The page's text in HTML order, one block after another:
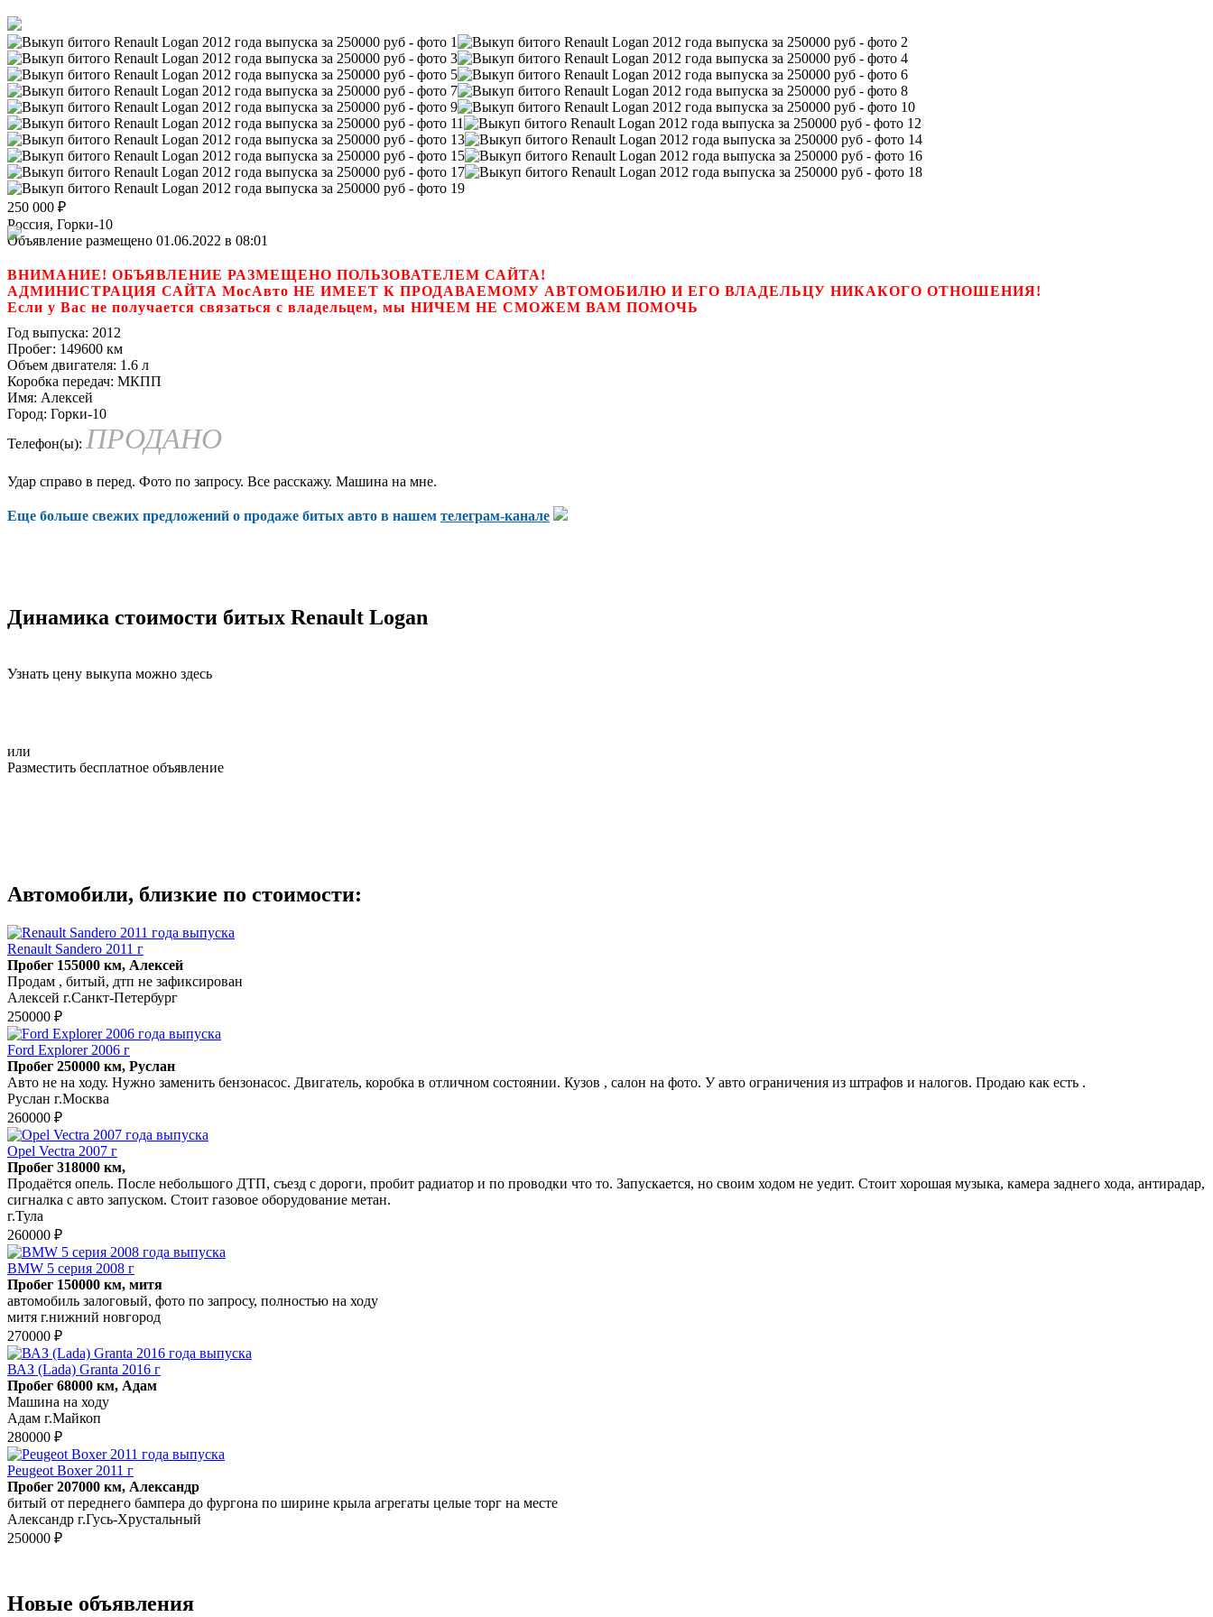
250 000 ₽
Россия, Горки-10
Объявление размещено 01.06.2022 в 08:01
ВНИМАНИЕ! ОБЪЯВЛЕНИЕ РАЗМЕЩЕНО ПОЛЬЗОВАТЕЛЕМ САЙТА!
АДМИНИСТРАЦИЯ САЙТА МосАвто НЕ ИМЕЕТ К ПРОДАВАЕМОМУ АВТОМОБИЛЮ И ЕГО ВЛАДЕЛЬЦУ НИКАКОГО ОТНОШЕНИЯ!
Если у Вас не получается связаться с владельцем, мы НИЧЕМ НЕ СМОЖЕМ ВАМ ПОМОЧЬ
Год выпуска: 2012
Пробег: 149600 км
Объем двигателя: 1.6 л
Коробка передач: МКПП
Имя: Алексей
Город: Горки-10
Телефон(ы): ПРОДАНО
Удар справо в перед. Фото по запросу. Все расскажу. Машина на мне.
Еще больше свежих предложений о продаже битых авто в нашем телеграм-канале
Динамика стоимости битых Renault Logan
Узнать цену выкупа можно здесь
или
Разместить бесплатное объявление
Автомобили, близкие по стоимости:
Renault Sandero 2011 г
Пробег 155000 км, Алексей
Продам , битый, дтп не зафиксирован
Алексей г.Санкт-Петербург
250000 ₽
Ford Explorer 2006 г
Пробег 250000 км, Руслан
Авто не на ходу. Нужно заменить бензонасос. Двигатель, коробка в отличном состоянии. Кузов , салон на фото. У авто ограничения из штрафов и налогов. Продаю как есть .
Руслан г.Москва
260000 ₽
Opel Vectra 2007 г
Пробег 318000 км,
Продаётся опель. После небольшого ДТП, съезд с дороги, пробит радиатор и по проводки что то. Запускается, но своим ходом не уедит. Стоит хорошая музыка, камера заднего хода, антирадар,
сигналка с авто запуском. Стоит газовое оборудование метан.
г.Тула
260000 ₽
BMW 5 серия 2008 г
Пробег 150000 км, митя
автомобиль залоговый, фото по запросу, полностью на ходу
митя г.нижний новгород
270000 ₽
ВАЗ (Lada) Granta 2016 г
Пробег 68000 км, Адам
Машина на ходу
Адам г.Майкоп
280000 ₽
Peugeot Boxer 2011 г
Пробег 207000 км, Александр
битый от переднего бампера до фургона по ширине крыла агрегаты целые торг на месте
Александр г.Гусь-Хрустальный
250000 ₽
Новые объявления